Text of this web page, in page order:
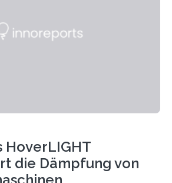
Einsatz von Rezyklaten
HoverLIGHT
die Dämpfung von